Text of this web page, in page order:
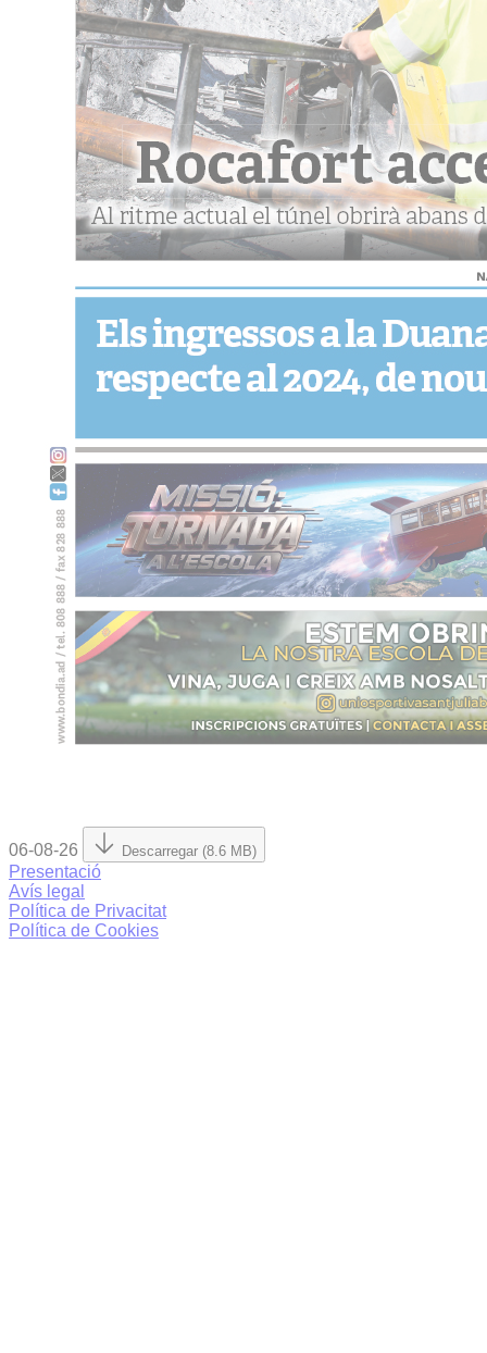
06-08-26 Descarregar (8.6 MB)
Presentació
Avís legal
Política de Privacitat
Política de Cookies